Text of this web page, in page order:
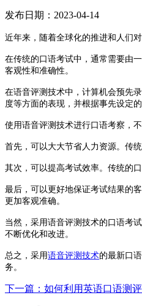
发布日期：2023-04-14
近年来，随着全球化的推进和人们
在传统的口语考试中，通常需要由
客观性和准确性。
在语音评测技术中，计算机会预先
度等方面的表现，并根据事先设定
使用语音评测技术进行口语考察，
首先，可以大大节省人力资源。传
其次，可以提高考试效率。传统的
最后，可以更好地保证考试结果的
更加客观准确。
当然，采用语音评测技术的口语考
不断优化和改进。
总之，采用语音评测技术的最新口
务。
下一篇：如何利用英语口语测